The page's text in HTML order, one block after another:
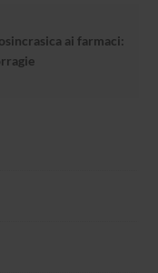
ai farmaci: